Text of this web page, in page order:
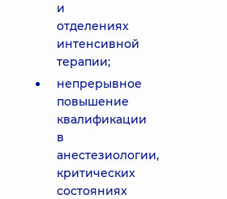
и
отделениях
интенсивной
терапии;
непрерывное
повышение
квалификации
в
анестезиологии,
критических
состояниях